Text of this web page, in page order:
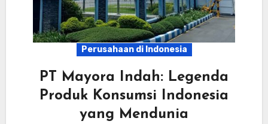
Perusahaan di Indonesia
PT Mayora Indah: Legenda
Produk Konsumsi Indonesia
yang Mendunia